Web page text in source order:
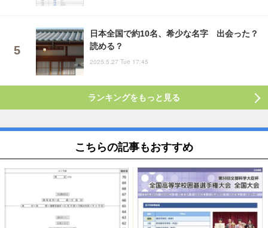
日本全国で約10名、希少な名字 出会った？
読める？
2025.5.27 Tue 17:45
ランキングをもっと見る
こちらの記事もおすすめ